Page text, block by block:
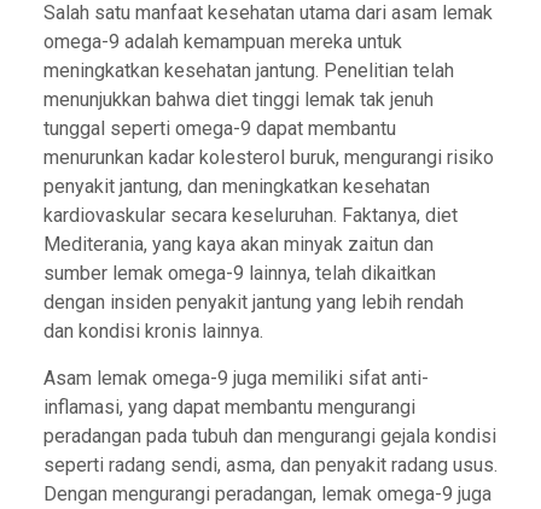
Salah satu manfaat kesehatan utama dari asam lemak
omega-9 adalah kemampuan mereka untuk
meningkatkan kesehatan jantung. Penelitian telah
menunjukkan bahwa diet tinggi lemak tak jenuh
tunggal seperti omega-9 dapat membantu
menurunkan kadar kolesterol buruk, mengurangi risiko
penyakit jantung, dan meningkatkan kesehatan
kardiovaskular secara keseluruhan. Faktanya, diet
Mediterania, yang kaya akan minyak zaitun dan
sumber lemak omega-9 lainnya, telah dikaitkan
dengan insiden penyakit jantung yang lebih rendah
dan kondisi kronis lainnya.
Asam lemak omega-9 juga memiliki sifat anti-
inflamasi, yang dapat membantu mengurangi
peradangan pada tubuh dan mengurangi gejala kondisi
seperti radang sendi, asma, dan penyakit radang usus.
Dengan mengurangi peradangan, lemak omega-9 juga